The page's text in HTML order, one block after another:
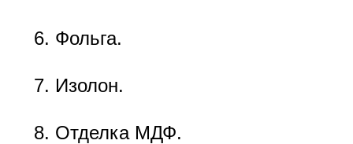
Фольга.
Изолон.
Отделка МДФ.